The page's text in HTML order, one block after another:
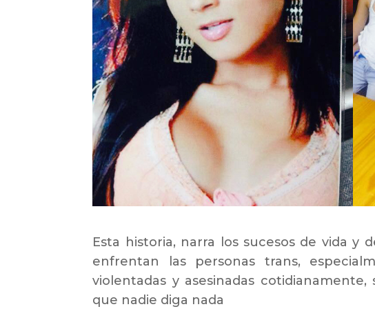
Esta historia, narra los sucesos de vida y
enfrentan las personas trans,
violentadas y asesinadas
que nadie diga nada